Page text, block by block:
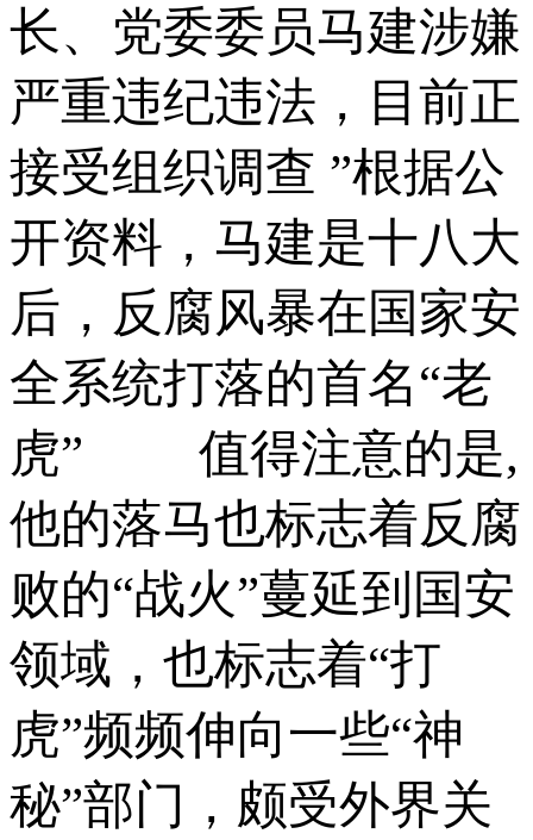
长、党委委员马建涉嫌
严重违纪违法，目前正
接受组织调查 ”根据公
开资料，马建是十八大
后，反腐风暴在国家安
全系统打落的首名“老
虎” 值得注意的是,
他的落马也标志着反腐
败的“战火”蔓延到国安
领域，也标志着“打
虎”频频伸向一些“神
秘”部门，颇受外界关